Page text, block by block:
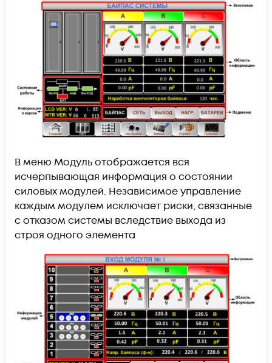
В меню Модуль отображается вся
исчерпывающая информация о состоянии
силовых модулей. Независимое управление
каждым модулем исключает риски, связанные
с отказом системы вследствие выхода из
строя одного элемента